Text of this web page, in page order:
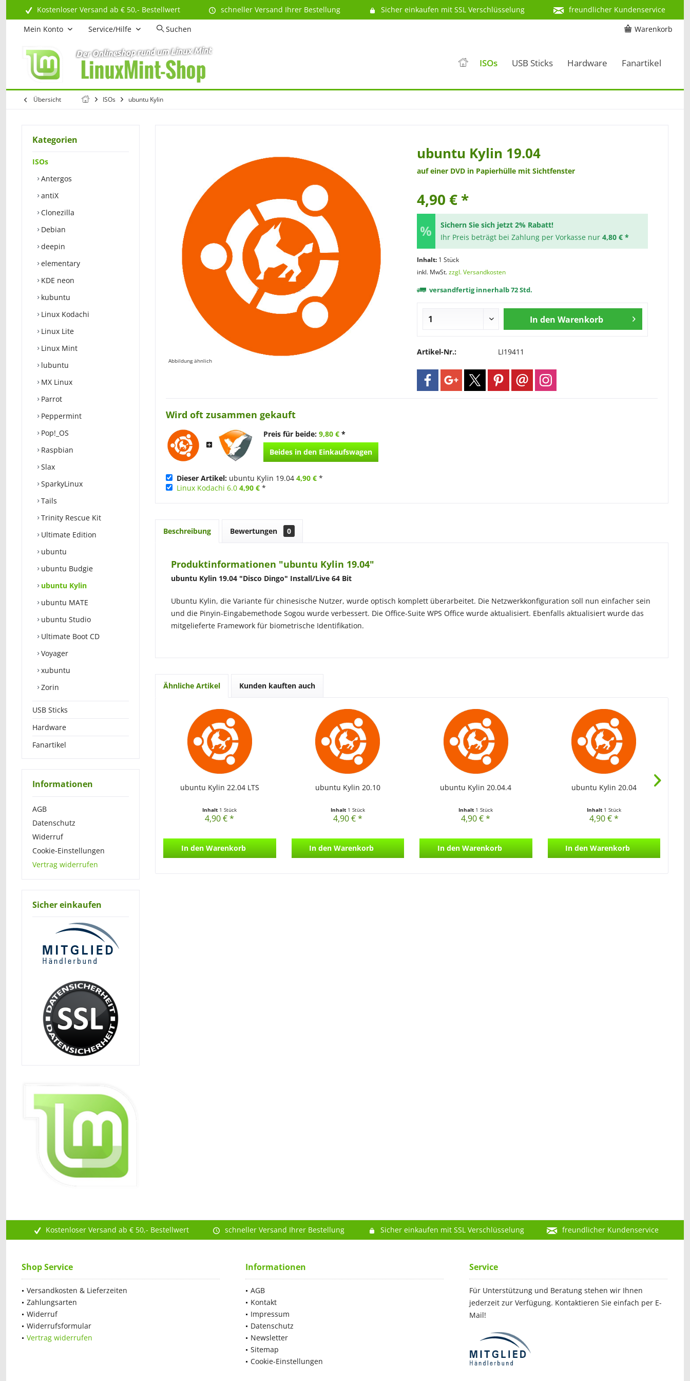
Kostenloser Versand ab € 50,- Bestellwert schneller Versand Ihrer Bestellung Sicher einkaufen mit SSL Verschlüsselung
freundlicher Kundenservice
Warenkorb
Mein Konto Service/Hilfe Suchen
ISOs USB Sticks Hardware Fanartikel
Übersicht ISOs ubuntu Kylin
Kategorien
ISOs
Antergos
antiX
Clonezilla
Debian
deepin
elementary
KDE neon
kubuntu
Linux Kodachi
Linux Lite
Linux Mint
lubuntu
MX Linux
Parrot
Peppermint
Pop!_OS
Raspbian
Slax
SparkyLinux
Tails
Trinity Rescue Kit
Ultimate Edition
ubuntu
ubuntu Budgie
ubuntu Kylin
ubuntu MATE
ubuntu Studio
Ultimate Boot CD
Voyager
xubuntu
Zorin
USB Sticks
Hardware
Fanartikel
Informationen
AGB
Datenschutz
Widerruf
Cookie-Einstellungen
Vertrag widerrufen
Sicher einkaufen
Abbildung ähnlich
ubuntu Kylin 19.04
auf einer DVD in Papierhülle mit Sichtfenster
4,90 € *
Sichern Sie sich jetzt 2% Rabatt!
Ihr Preis beträgt bei Zahlung per Vorkasse nur 4,80 € *
Inhalt: 1 Stück
inkl. MwSt.zzgl. Versandkosten
versandfertig innerhalb 72 Std.
In den Warenkorb
Artikel-Nr.: LI19411
Wird oft zusammen gekauft
Preis für beide: 9,80 € *
Beides in den Einkaufswagen
Dieser Artikel: ubuntu Kylin 19.04 4,90 € *
Linux Kodachi 6.0 4,90 € *
Beschreibung Bewertungen 0
Produktinformationen "ubuntu Kylin 19.04"
ubuntu Kylin 19.04 "Disco Dingo" Install/Live 64 Bit
Ubuntu Kylin, die Variante für chinesische Nutzer, wurde optisch komplett überarbeitet. Die Netzwerkkonfiguration soll nun einfacher sein
und die Pinyin-Eingabemethode Sogou wurde verbessert. Die Office-Suite WPS Office wurde aktualisiert. Ebenfalls aktualisiert wurde das
mitgelieferte Framework für biometrische Identifikation.
Ähnliche Artikel Kunden kauften auch
ubuntu Kylin 22.04 LTS
Inhalt 1 Stück
4,90 € *
In den Warenkorb
ubuntu Kylin 20.10
Inhalt 1 Stück
4,90 € *
In den Warenkorb
ubuntu Kylin 20.04.4
Inhalt 1 Stück
4,90 € *
In den Warenkorb
ubuntu Kylin 20.04
Inhalt 1 Stück
4,90 € *
In den Warenkorb
Kostenloser Versand ab € 50,- Bestellwert schneller Versand Ihrer Bestellung Sicher einkaufen mit SSL Verschlüsselung freundlicher Kundenservice
Shop Service
Versandkosten & Lieferzeiten
Zahlungsarten
Widerruf
Widerrufsformular
Vertrag widerrufen
Informationen
AGB
Kontakt
Impressum
Datenschutz
Newsletter
Sitemap
Cookie-Einstellungen
Service
Für Unterstützung und Beratung stehen wir Ihnen
jederzeit zur Verfügung. Kontaktieren Sie einfach per E-
Mail!